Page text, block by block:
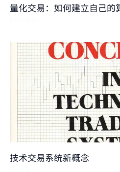
量化交易：如何建立自己的
技术交易系统新概念